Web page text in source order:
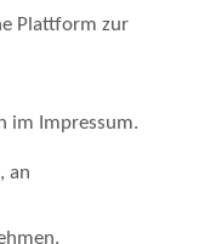
Plattform zur
im Impressum.
an